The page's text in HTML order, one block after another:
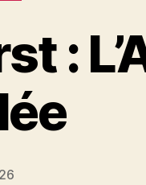
:
a
N